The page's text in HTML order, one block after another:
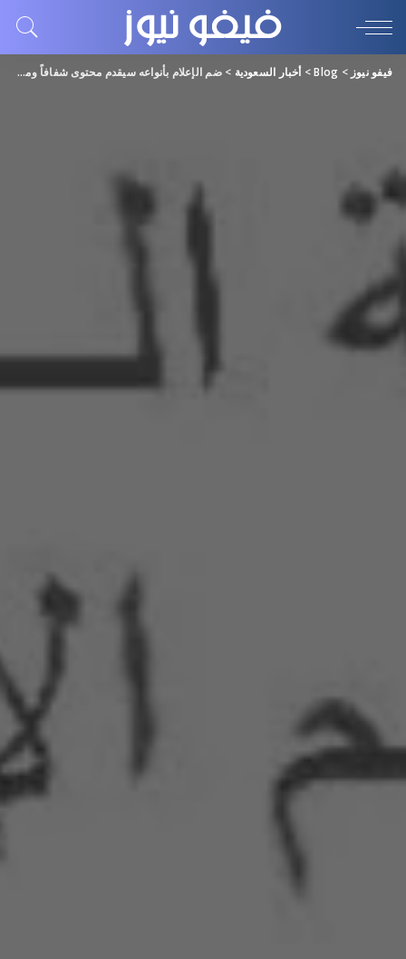
فيفو نيوز >
Blog
> أخبار السعودية >ضم الإعلام بأنواعه سيقدم محتوى شفافاً وموثوقاً